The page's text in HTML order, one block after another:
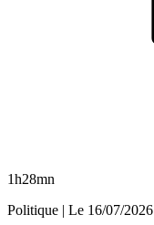
1h28mn
Politique | Le 16/07/2026